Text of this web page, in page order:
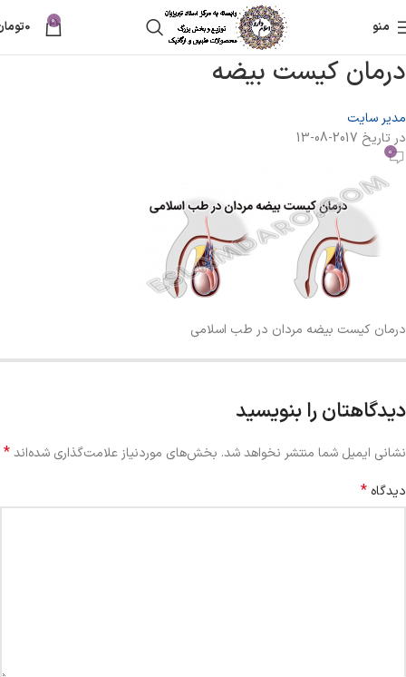
منو 0
0
درمان کیست بیضه
مدیر سایت
در تاریخ 2017-08-13
0
درمان کیست بیضه مردان در طب اسلامی
دیدگاهتان را بنویسید
نشانی ایمیل شما منتشر نخواهد شد. بخش‌های موردنیاز علامت‌گذاری شده‌اند*
دیدگاه *